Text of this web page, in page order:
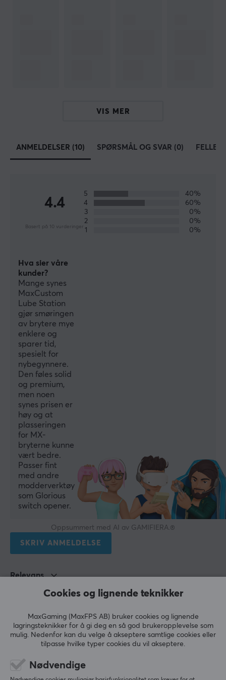
VIS MER
ANMELDELSER (10) SPØRSMÅL OG SVAR (0)
4.4
Basert på 10 vurderinger
5
40%
4
60%
3
0%
2
0%
1
0%
Hva sier våre
kunder?
Mange synes
MaxCustom
Lube Station
gjør smøringen
av brytere mye
enklere og
sparer tid,
spesielt for
nybegynnere.
Den føles solid
og premium,
men noen
synes prisen er
høy og at
plasseringen
for MX-
bryterne kunne
vært bedre.
Passer fint
med andre
modderverktøy
som Glorious
switch opener.
Oppsummert med AI av GAMIFIERA.®
SKRIV ANMELDELSE
Relevans
Alle anmeldelser
Christian Holte H
Verifisert kjøper
Level 12
Casual Champion
PC
Veldig fornøyd med denne - som fersk modder var
jeg usikker på om jeg faktisk kom til å trenge
denne, men det gjorde jeg. Tror jeg har spart en
Cookies og lignende teknikker
MaxGaming (MaxFPS AB) bruker cookies og lignende
lagringsteknikker for å gi deg en så god brukeropplevelse som
mulig. Nedenfor kan du velge å akseptere samtlige cookies eller
tilpasse hvilke typer cookies du vil akseptere.
Nødvendige